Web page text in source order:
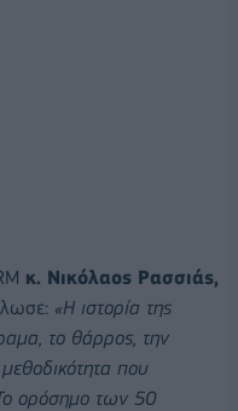
κ. Νικόλαος Ρασσιάς,
«Η ιστορία της
το θάρρος, την
που
ορόσημο των 50